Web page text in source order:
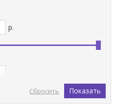
р.
Показать
Сбросить